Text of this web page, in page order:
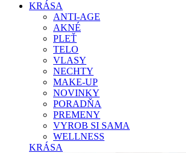
KRÁSA
ANTI-AGE
AKNÉ
PLEŤ
TELO
VLASY
NECHTY
MAKE-UP
NOVINKY
PORADŇA
PREMENY
VYROB SI SAMA
WELLNESS
KRÁSA